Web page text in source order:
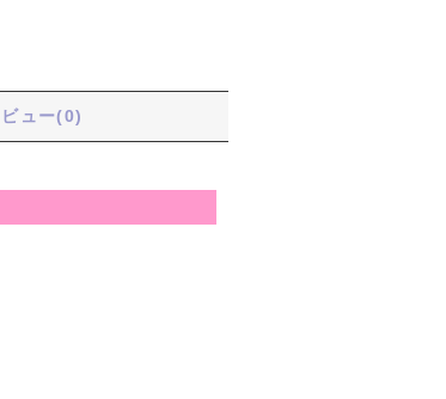
ビュー(0)